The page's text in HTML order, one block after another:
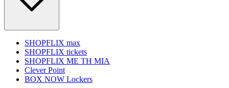
SHOPFLIX max
SHOPFLIX tickets
SHOPFLIX ΜΕ ΤΗ ΜΙΑ
Clever Point
BOX NOW Lockers